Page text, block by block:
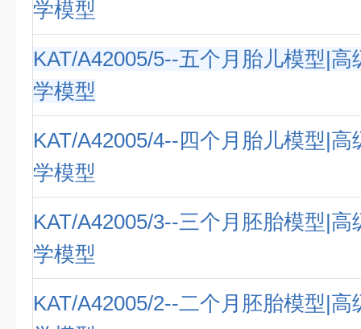
学模型
KAT/A42005/5--五个月胎儿模型|高
学模型
KAT/A42005/4--四个月胎儿模型|高
学模型
KAT/A42005/3--三个月胚胎模型|高
学模型
KAT/A42005/2--二个月胚胎模型|高